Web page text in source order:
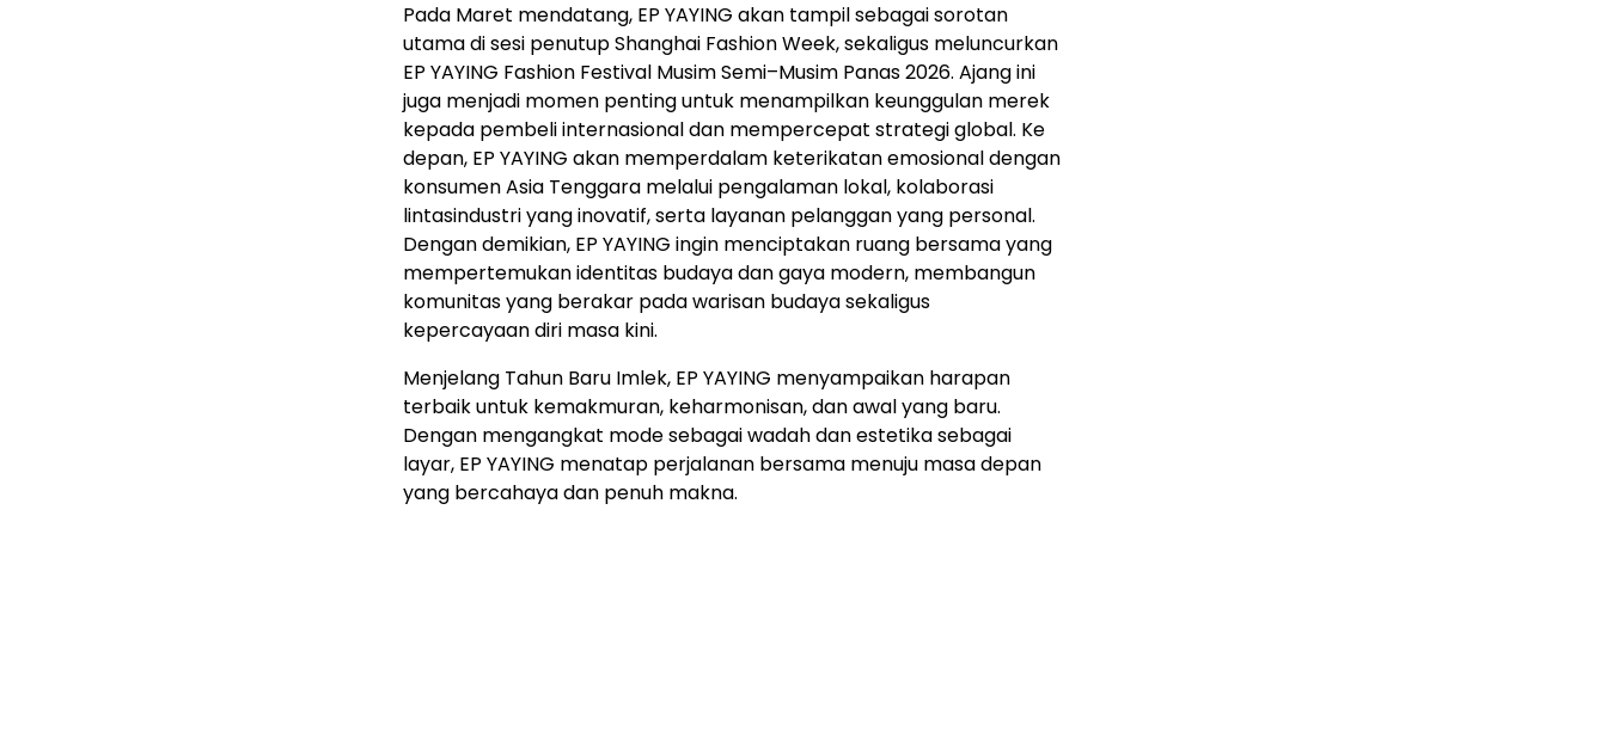
Pada Maret mendatang, EP YAYING akan tampil sebagai sorotan
utama di sesi penutup Shanghai Fashion Week, sekaligus meluncurkan
EP YAYING Fashion Festival Musim Semi–Musim Panas 2026. Ajang ini
juga menjadi momen penting untuk menampilkan keunggulan merek
kepada pembeli internasional dan mempercepat strategi global. Ke
depan, EP YAYING akan memperdalam keterikatan emosional dengan
konsumen Asia Tenggara melalui pengalaman lokal, kolaborasi
lintasindustri yang inovatif, serta layanan pelanggan yang personal.
Dengan demikian, EP YAYING ingin menciptakan ruang bersama yang
mempertemukan identitas budaya dan gaya modern, membangun
komunitas yang berakar pada warisan budaya sekaligus
kepercayaan diri masa kini.
Menjelang Tahun Baru Imlek, EP YAYING menyampaikan harapan
terbaik untuk kemakmuran, keharmonisan, dan awal yang baru.
Dengan mengangkat mode sebagai wadah dan estetika sebagai
layar, EP YAYING menatap perjalanan bersama menuju masa depan
yang bercahaya dan penuh makna.